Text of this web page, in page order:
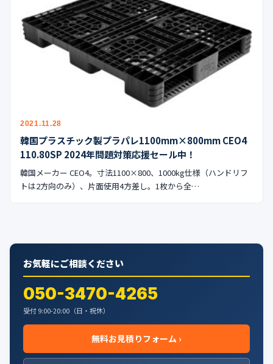
2021.11.28
韓国プラスチック製プラパレ1100mm×800mm CEO4
110.80SP 2024年問題対策応援セール中！
韓国メーカー CEO4。寸法1100×800、1000kg仕様（ハンドリフ
トは2方向のみ）、片面使用4方差し。1枚から全…
お気軽にご相談ください
050-3470-4265
受付 9:00-20:00（日・祝休）
無料お見積りフォーム ›